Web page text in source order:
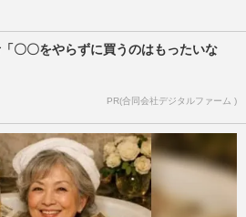
〇〇をやらずに買うのはもったいな
PR(合同会社デジタルファーム )